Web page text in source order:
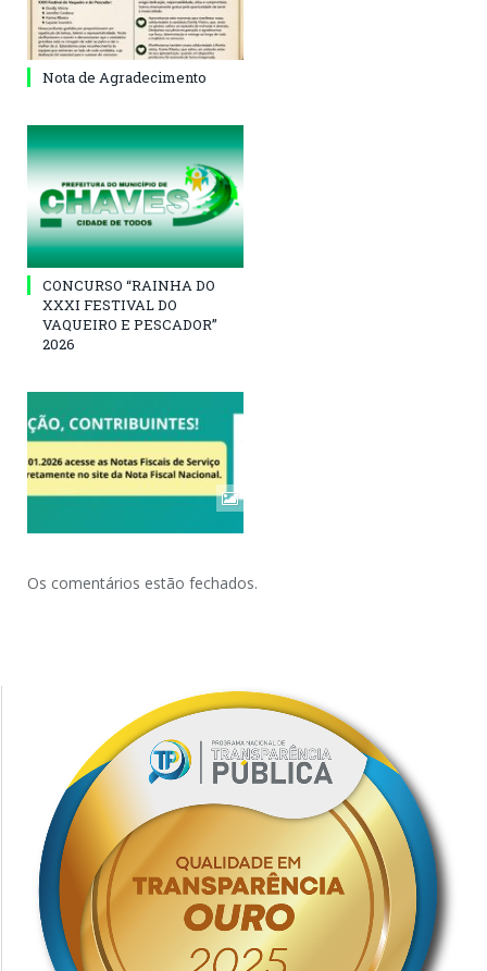
Nota de Agradecimento
CONCURSO “RAINHA DO
XXXI FESTIVAL DO
VAQUEIRO E PESCADOR”
2026
Os comentários estão fechados.